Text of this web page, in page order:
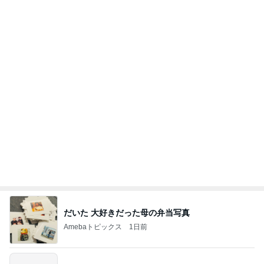
だいた 大好きだった母の弁当写真
Amebaトピックス 1日前